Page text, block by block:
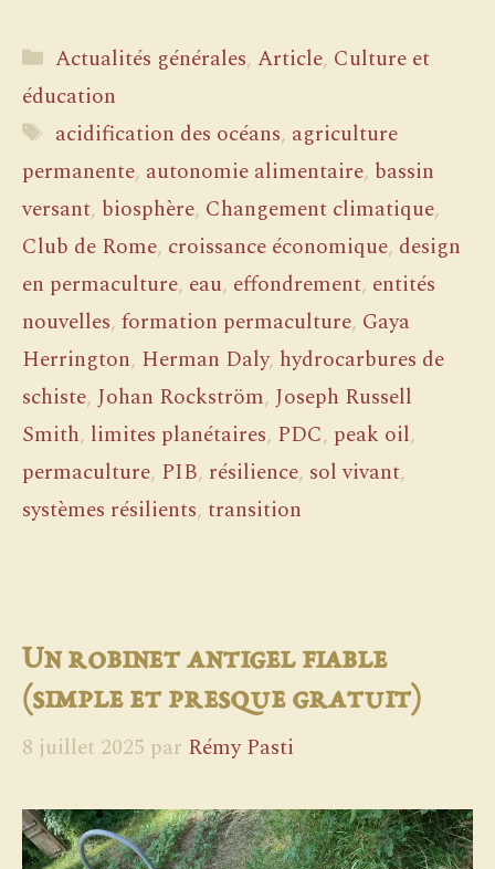
Catégories
Actualités générales,Article, Culture et
éducation
Étiquettes
acidification des océans, agriculture
permanente, autonomie alimentaire, bassin
versant, biosphère, Changement climatique,
Club de Rome, croissance économique, design
en permaculture, eau, effondrement, entités
nouvelles, formation permaculture, Gaya
Herrington, Herman Daly, hydrocarbures de
schiste, Johan Rockström, Joseph Russell
Smith, limites planétaires, PDC, peak oil,
permaculture, PIB, résilience, sol vivant,
systèmes résilients, transition
Un robinet antigel fiable
(simple et presque gratuit)
8 juillet 2025 par Rémy Pasti